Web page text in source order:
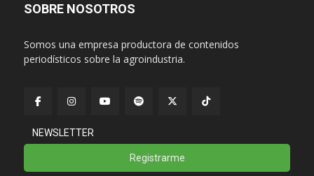
SOBRE NOSOTROS
Somos una empresa productora de contenidos
periodísticos sobre la agroindustria.
NEWSLETTER
Registrarme